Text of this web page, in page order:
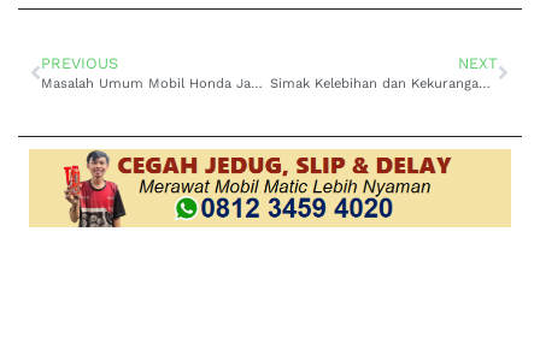
PREVIOUS
Masalah Umum Mobil Honda Jazz yang Perlu Diwaspadai
NEXT
Simak Kelebihan dan Kekurangan Honda City Hatchback Sebelum Membeli